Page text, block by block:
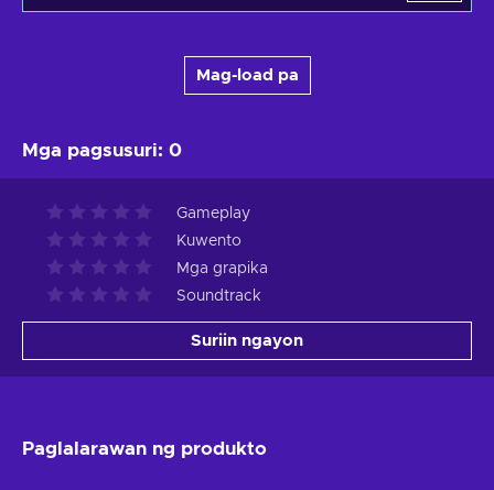
Mag-load pa
Mga pagsusuri: 0
Gameplay
Kuwento
Mga grapika
Soundtrack
Suriin ngayon
Paglalarawan ng produkto